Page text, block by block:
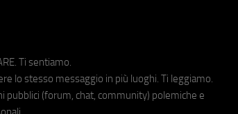
Ti sentiamo.
lo stesso messaggio in più luoghi. Ti leggiamo.
pubblici (forum, chat, community) polemiche e